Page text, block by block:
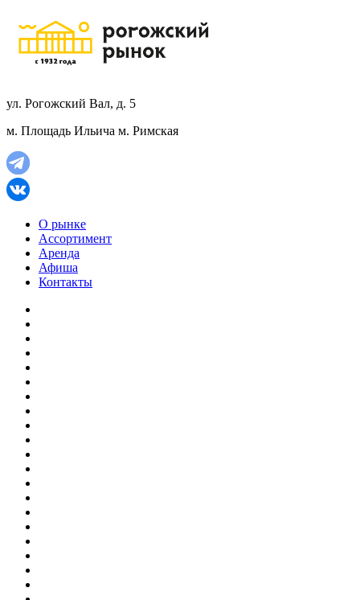
ул. Рогожский Вал, д. 5
м. Площадь Ильича м. Римская
О рынке
Ассортимент
Аренда
Афиша
Контакты